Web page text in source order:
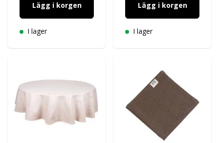
Lägg i korgen
I lager
Lägg i korgen
I lager